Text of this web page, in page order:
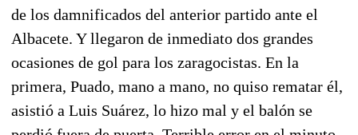
de los damnificados del anterior partido ante el
Albacete. Y llegaron de inmediato dos grandes
ocasiones de gol para los zaragocistas. En la
primera, Puado, mano a mano, no quiso rematar él,
asistió a Luis Suárez, lo hizo mal y el balón se